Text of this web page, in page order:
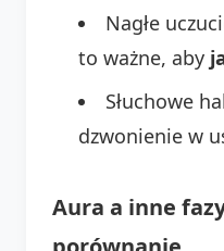
Nagłe
to ważne, aby
Słuchowe
dzwonienie w
Aura a inne